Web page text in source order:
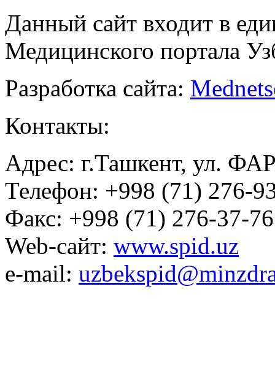
Данный сайт входит в
Медицинского портала
Разработка сайта:
Контакты:
Адрес: г.Ташкент, ул.
Телефон: +998 (71) 276-
Факс: +998 (71) 276-37-76
Web-сайт: www.spid.uz
e-mail: